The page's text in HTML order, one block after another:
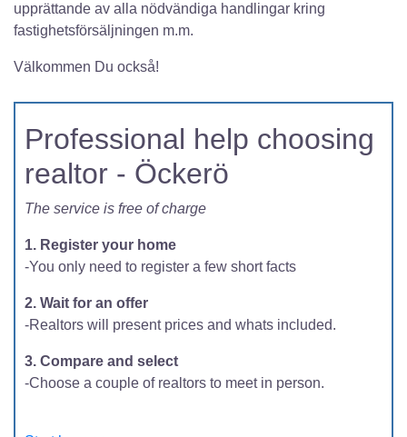
upprättande av alla nödvändiga handlingar kring
fastighetsförsäljningen m.m.
Välkommen Du också!
Professional help choosing
realtor - Öckerö
The service is free of charge
1. Register your home
-You only need to register a few short facts
2. Wait for an offer
-Realtors will present prices and whats included.
3. Compare and select
-Choose a couple of realtors to meet in person.